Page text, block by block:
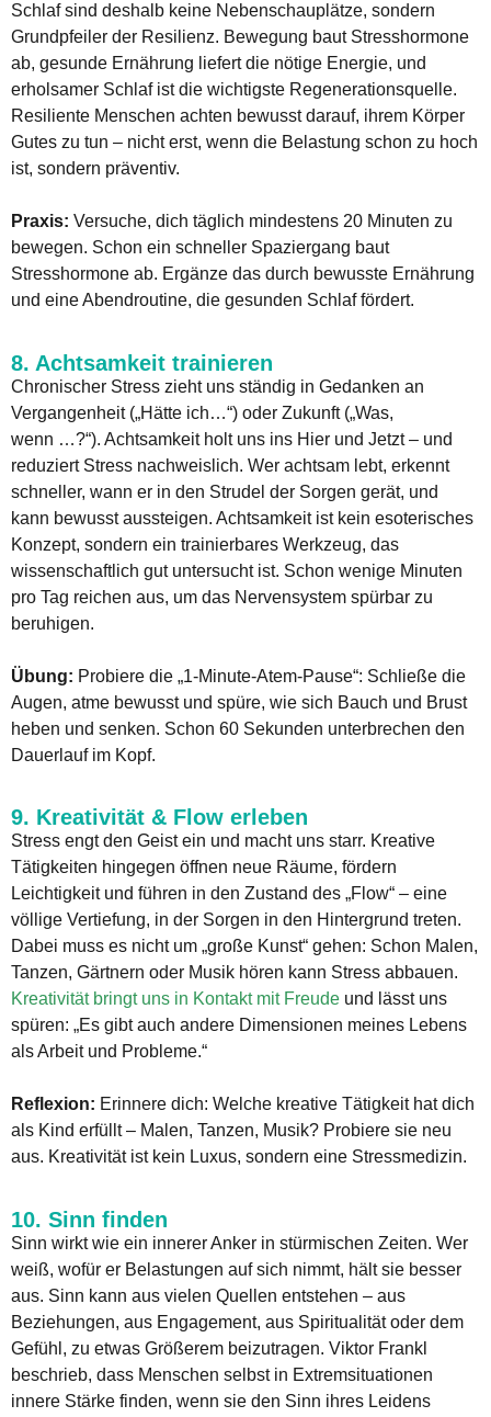
Schlaf sind deshalb keine Nebenschauplätze, sondern
Grundpfeiler der Resilienz. Bewegung baut Stresshormone
ab, gesunde Ernährung liefert die nötige Energie, und
erholsamer Schlaf ist die wichtigste Regenerationsquelle.
Resiliente Menschen achten bewusst darauf, ihrem Körper
Gutes zu tun – nicht erst, wenn die Belastung schon zu hoch
ist, sondern präventiv.
Praxis: Versuche, dich täglich mindestens 20 Minuten zu
bewegen. Schon ein schneller Spaziergang baut
Stresshormone ab. Ergänze das durch bewusste Ernährung
und eine Abendroutine, die gesunden Schlaf fördert.
8. Achtsamkeit trainieren
Chronischer Stress zieht uns ständig in Gedanken an
Vergangenheit („Hätte ich…“) oder Zukunft („Was,
wenn …?“). Achtsamkeit holt uns ins Hier und Jetzt – und
reduziert Stress nachweislich. Wer achtsam lebt, erkennt
schneller, wann er in den Strudel der Sorgen gerät, und
kann bewusst aussteigen. Achtsamkeit ist kein esoterisches
Konzept, sondern ein trainierbares Werkzeug, das
wissenschaftlich gut untersucht ist. Schon wenige Minuten
pro Tag reichen aus, um das Nervensystem spürbar zu
beruhigen.
Übung: Probiere die „1-Minute-Atem-Pause“: Schließe die
Augen, atme bewusst und spüre, wie sich Bauch und Brust
heben und senken. Schon 60 Sekunden unterbrechen den
Dauerlauf im Kopf.
9. Kreativität & Flow erleben
Stress engt den Geist ein und macht uns starr. Kreative
Tätigkeiten hingegen öffnen neue Räume, fördern
Leichtigkeit und führen in den Zustand des „Flow“ – eine
völlige Vertiefung, in der Sorgen in den Hintergrund treten.
Dabei muss es nicht um „große Kunst“ gehen: Schon Malen,
Tanzen, Gärtnern oder Musik hören kann Stress abbauen.
Kreativität bringt uns in Kontakt mit Freude und lässt uns
spüren: „Es gibt auch andere Dimensionen meines Lebens
als Arbeit und Probleme.“
Reflexion: Erinnere dich: Welche kreative Tätigkeit hat dich
als Kind erfüllt – Malen, Tanzen, Musik? Probiere sie neu
aus. Kreativität ist kein Luxus, sondern eine Stressmedizin.
10. Sinn finden
Sinn wirkt wie ein innerer Anker in stürmischen Zeiten. Wer
weiß, wofür er Belastungen auf sich nimmt, hält sie besser
aus. Sinn kann aus vielen Quellen entstehen – aus
Beziehungen, aus Engagement, aus Spiritualität oder dem
Gefühl, zu etwas Größerem beizutragen. Viktor Frankl
beschrieb, dass Menschen selbst in Extremsituationen
innere Stärke finden, wenn sie den Sinn ihres Leidens